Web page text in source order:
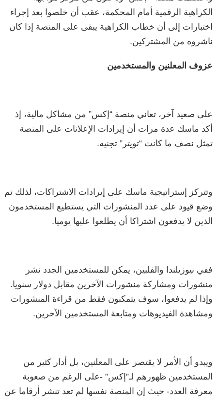
الكراهية الرقمية أمام المحكمة، عقب أن خلصوا بعد إجراء
اختبارات إلى أن خطاب الكراهية يبقى على المنصة إذا كان
ناشروه من المشتركين.
عزوف المعلنين والمستخدمين
على صعيد آخر، تعاني منصة “إكس” من مشاكل مالية، إذ
أكد ماسك عدة مرات أن إيرادات الإعلانات على المنصة
تمثل نصف ما كانت “تويتر” تجنيه.
وتتركز إستراتيجية ماسك على إيرادات الاشتراكات، لذلك تم
وضع قيود على عدد المنشورات التي يستطيع المستخدمون
الذين لا يدفعون اشتراكا أن يطلعوا عليها يوميا.
ففي نيوزيلندا والفلبين، يمكن للمستخدمين الجدد نشر
منشورات ومشاركة منشورات الآخرين مقابل دولار سنويا.
وإذا لم يدفعوا، سوف يتمكنون فقط من قراءة المنشورات
ومشاهدة الفيديوهات ومتابعة المستخدمين الآخرين.
ويبدو أن الأمر لا يقتصر على المعلنين، بل أدار كثير من
المستخدمين ظهورهم لـ”إكس” -على الرغم من صعوبة
معرفة العدد- حيث إن المنصة نفسها لم تعد تنشر أرقاما عن